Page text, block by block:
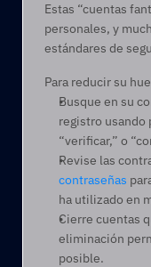
Estas “cuentas
personales, y
estándares de
Para reducir su
Busque en su
registro usando
“verificar,” o
Revise las
contraseñas
ha utilizado en
Cierre cuentas
eliminación
posible.